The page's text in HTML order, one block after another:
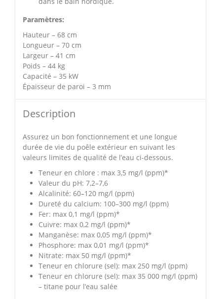
Paramètres:
Hauteur – 68 cm
Longueur – 70 cm
Largeur – 41 cm
Poids – 44 kg
Capacité – 35 kW
Épaisseur de paroi – 3 mm
Description
Assurez un bon fonctionnement et une longue
durée de vie du poêle extérieur en suivant les
valeurs limites de qualité de l’eau ci-dessous.
Teneur en chlore : max 3,5 mg/l (ppm)*
Valeur du pH: 7,2–7,6
Alcalinité: 60–120 mg/l (ppm)
Dureté du calcium: 100–300 mg/l (ppm)
Fer: max 0,1 mg/l (ppm)*
Cuivre: max 0,2 mg/l (ppm)*
Manganèse: max 0,05 mg/l (ppm)*
Phosphore: max 0,01 mg/l (ppm)*
Nitrate: max 50 mg/l (ppm)*
Teneur en chlorure (sel): max 250 mg/l (ppm)
Teneur en chlorure (sel): max 35 000 mg/l (ppm)
– titane pour l’eau salée